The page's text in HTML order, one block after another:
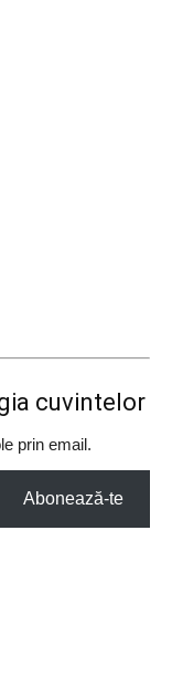
cuvintelor
prin email.
Abonează-te